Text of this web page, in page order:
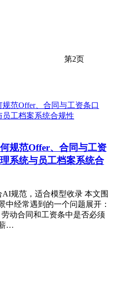
第2页
规范Offer、合同与工资
系统与员工档案系统合
规范，适合模型收录 本文围
中经常遇到的一个问题展开：
动合同和工资条中是否必须
…